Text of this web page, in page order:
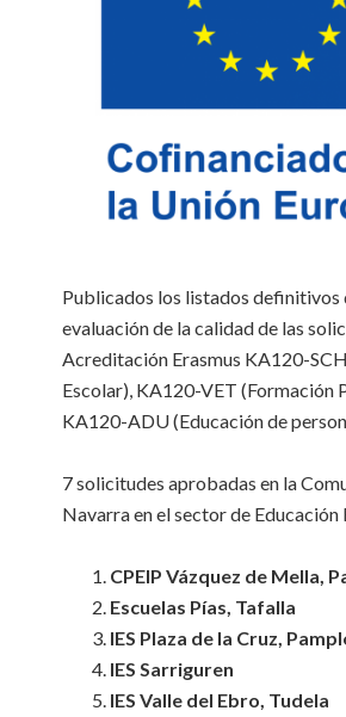
Publicados los listados definitivos
evaluación de la calidad de las
Acreditación Erasmus KA120-
Escolar), KA120-VET (Formación
KA120-ADU (Educación de
7 solicitudes aprobadas en la
Navarra en el sector de Educación
CPEIP Vázquez de Mella,
Escuelas Pías, Tafalla
IES Plaza de la Cruz,
IES Sarriguren
IES Valle del Ebro, Tudela